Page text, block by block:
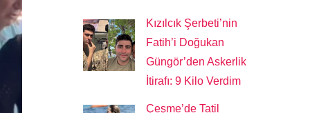
Kızılcık Şerbeti’nin
Fatih’i Doğukan
Güngör’den Askerlik
İtirafı: 9 Kilo Verdim
Çeşme’de Tatil